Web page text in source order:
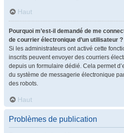
Haut
Pourquoi m’est-il demandé de me
de courrier électronique d’un utilisateur ?
Si les administrateurs ont activé cette
inscrits peuvent envoyer des courriers
depuis un formulaire dédié. Cela permet
du système de messagerie électronique
des robots.
Haut
Problèmes de publication